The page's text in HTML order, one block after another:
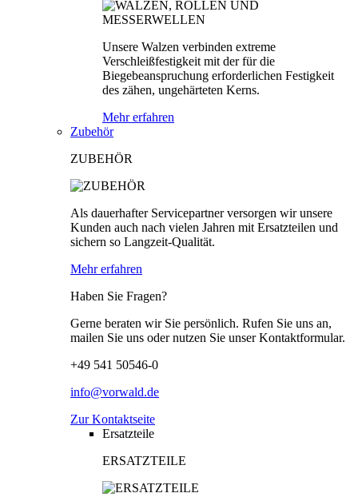
Unsere Walzen verbinden extreme
Verschleißfestigkeit mit der für die
Biegebeanspruchung erforderlichen Festigkeit
des zähen, ungehärteten Kerns.
Mehr erfahren
Zubehör
ZUBEHÖR
Als dauerhafter Servicepartner versorgen wir unsere
Kunden auch nach vielen Jahren mit Ersatzteilen und
sichern so Langzeit-Qualität.
Mehr erfahren
Haben Sie Fragen?
Gerne beraten wir Sie persönlich. Rufen Sie uns an,
mailen Sie uns oder nutzen Sie unser Kontaktformular.
+49 541 50546-0
info@vorwald.de
Zur Kontaktseite
Ersatzteile
ERSATZTEILE